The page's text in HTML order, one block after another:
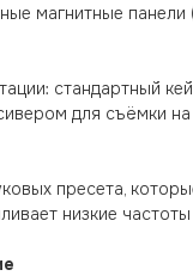
магнитные
стандартный
для съёмки на
пресета,
низкие